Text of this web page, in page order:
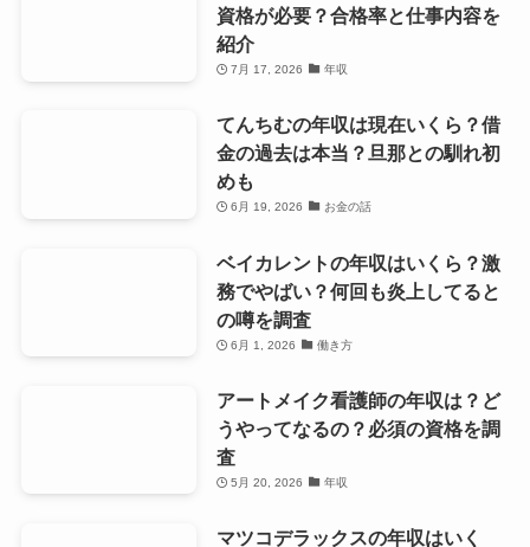
資格が必要？合格率と仕事内容を
紹介
7月 17, 2026 年収
てんちむの年収は現在いくら？借
金の過去は本当？旦那との馴れ初
めも
6月 19, 2026 お金の話
ベイカレントの年収はいくら？激
務でやばい？何回も炎上してると
の噂を調査
6月 1, 2026 働き方
アートメイク看護師の年収は？ど
うやってなるの？必須の資格を調
査
5月 20, 2026 年収
マツコデラックスの年収はいく